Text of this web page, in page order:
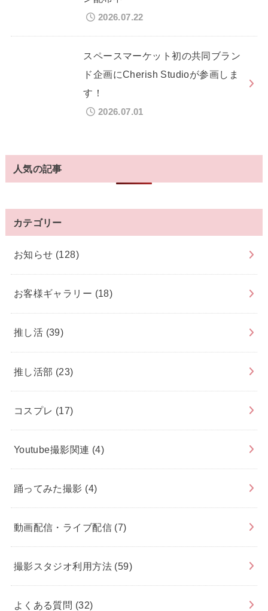
2026.07.22
スペースマーケット初の共同ブラン
ド企画にCherish Studioが参画しま
す！
2026.07.01
人気の記事
カテゴリー
お知らせ (128)
お客様ギャラリー (18)
推し活 (39)
推し活部 (23)
コスプレ (17)
Youtube撮影関連 (4)
踊ってみた撮影 (4)
動画配信・ライブ配信 (7)
撮影スタジオ利用方法 (59)
よくある質問 (32)